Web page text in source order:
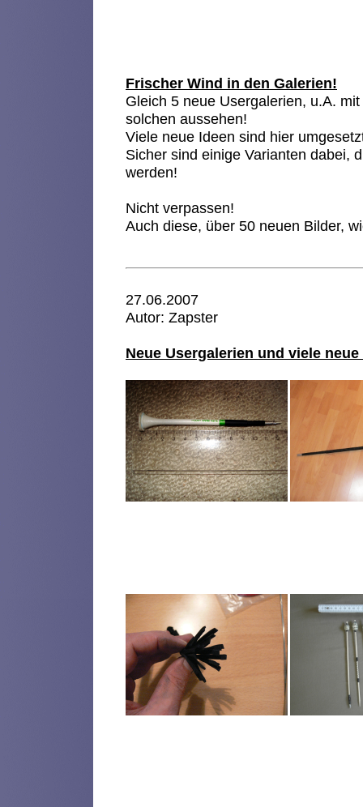
Frischer Wind in den Galerien!
Gleich 5 neue Usergalerien, u.A.
solchen aussehen!
Viele neue Ideen sind hier
Sicher sind einige Varianten dabei,
werden!
Nicht verpassen!
Auch diese, über 50 neuen Bilder,
27.06.2007
Autor: Zapster
Neue Usergalerien und viele